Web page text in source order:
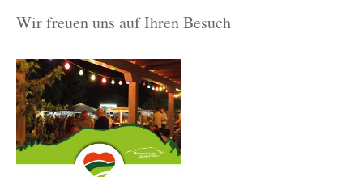
Wir freuen uns auf Ihren Besuch